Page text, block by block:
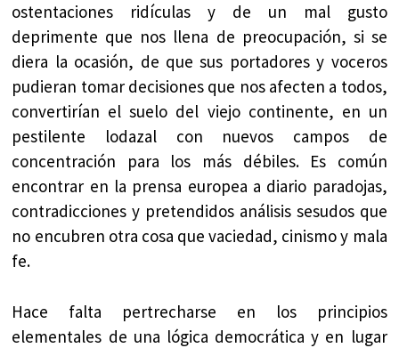
ostentaciones ridículas y de un mal gusto
deprimente que nos llena de preocupación, si se
diera la ocasión, de que sus portadores y voceros
pudieran tomar decisiones que nos afecten a todos,
convertirían el suelo del viejo continente, en un
pestilente lodazal con nuevos campos de
concentración para los más débiles. Es común
encontrar en la prensa europea a diario paradojas,
contradicciones y pretendidos análisis sesudos que
no encubren otra cosa que vaciedad, cinismo y mala
fe.
Hace falta pertrecharse en los principios
elementales de una lógica democrática y en lugar